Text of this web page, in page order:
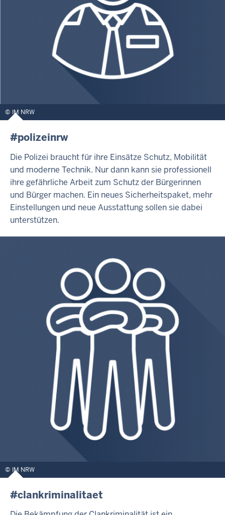
IM NRW
#polizeinrw
Die Polizei braucht für ihre Einsätze Schutz, Mobilität
und moderne Technik. Nur dann kann sie professionell
ihre gefährliche Arbeit zum Schutz der Bürgerinnen
und Bürger machen. Ein neues Sicherheitspaket, mehr
Einstellungen und neue Ausstattung sollen sie dabei
unterstützen.
IM NRW
#clankriminalitaet